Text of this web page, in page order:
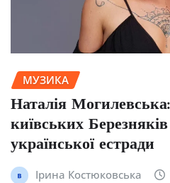
МУЗИКА
Наталія
київських
української естради
Ірина Костюковська